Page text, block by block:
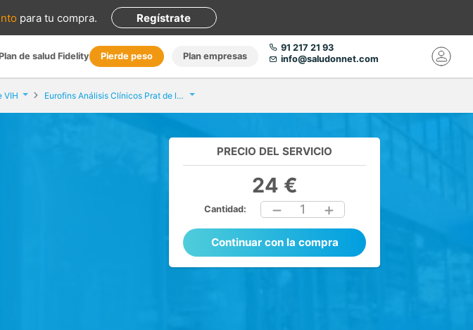
para tu compra. Regístrate
de salud Fidelity Pierde peso Plan empresas
91 217 21 93
info@saludonnet.com
VIH Eurofins Análisis Clínicos Prat de la Riba
PRECIO DEL SERVICIO
24 €
Cantidad: 1
Continuar con la compra